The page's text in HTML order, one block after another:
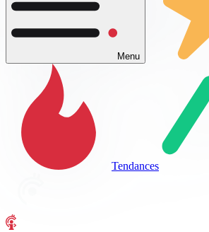
Menu
Tendances